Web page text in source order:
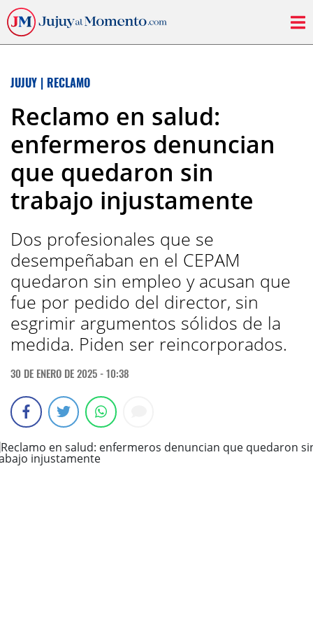
JUJUY | RECLAMO
Reclamo en salud:
enfermeros denuncian
que quedaron sin
trabajo injustamente
Dos profesionales que se
desempeñaban en el CEPAM
quedaron sin empleo y acusan que
fue por pedido del director, sin
esgrimir argumentos sólidos de la
medida. Piden ser reincorporados.
30 DE ENERO DE 2025 - 10:38